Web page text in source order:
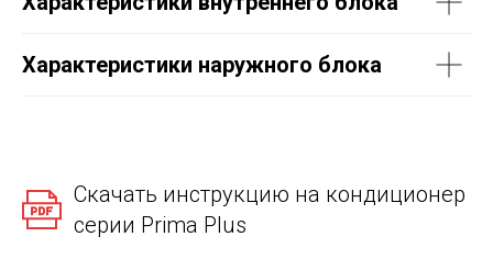
Характеристики наружного блока
Скачать инструкцию на кондиционер
серии Prima Plus